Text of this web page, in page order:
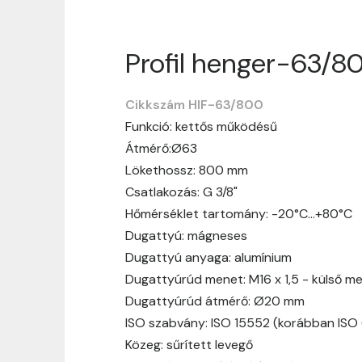
Profil henger-63/
Cikkszám HIF-63/800
Funkció: kettős működésű
Átmérő:Ø63
Lökethossz: 800 mm
Csatlakozás: G 3/8"
Hőmérséklet tartomány: -20°C…+80°C
Dugattyú: mágneses
Dugattyú anyaga: alumínium
Dugattyúrúd menet: M16 x 1,5 - külső
Dugattyúrúd átmérő: Ø20 mm
ISO szabvány: ISO 15552 (korábban ISO
Közeg: sűrített levegő
Szállítási
Nagyon köszönjük, hogy
vásárlásotok gördülékenyen és
hosszabb ideig tart, előre
Szállítási díj:
A szállítási díj függ
megtekinthetitek, mielőtt a